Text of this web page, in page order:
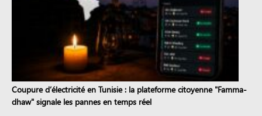
Coupure d’électricité en Tunisie : la plateforme citoyenne "Famma-
dhaw" signale les pannes en temps réel